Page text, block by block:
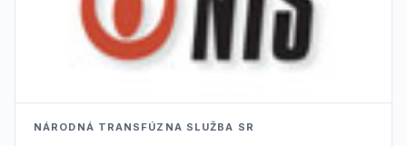
NÁRODNÁ TRANSFÚZNA SLUŽBA SR